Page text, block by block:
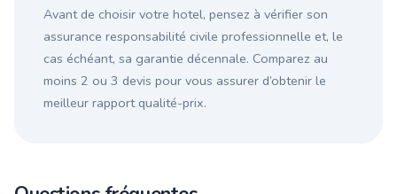
Avant de choisir votre hotel, pensez à vérifier son
assurance responsabilité civile professionnelle et, le
cas échéant, sa garantie décennale. Comparez au
moins 2 ou 3 devis pour vous assurer d’obtenir le
meilleur rapport qualité-prix.